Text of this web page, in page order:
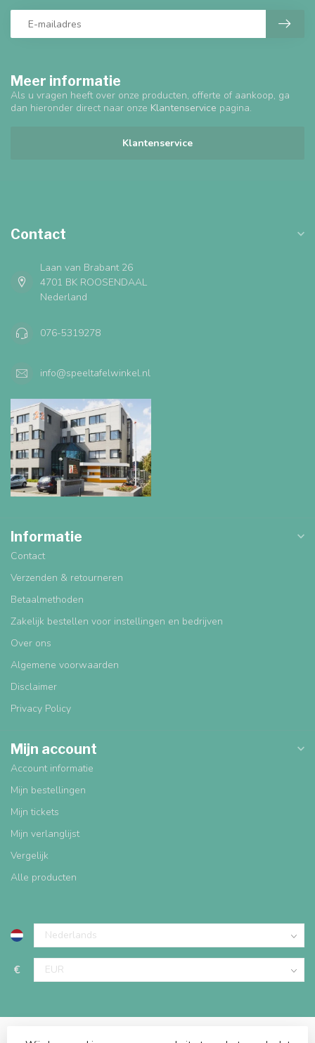
Meer informatie
Als u vragen heeft over onze producten, offerte of aankoop, ga
dan hieronder direct naar onze Klantenservice pagina.
Klantenservice
Contact
Laan van Brabant 26
4701 BK ROOSENDAAL
Nederland
076-5319278
info@speeltafelwinkel.nl
Informatie
Contact
Verzenden & retourneren
Betaalmethoden
Zakelijk bestellen voor instellingen en bedrijven
Over ons
Algemene voorwaarden
Disclaimer
Privacy Policy
Mijn account
Account informatie
Mijn bestellingen
Mijn tickets
Mijn verlanglijst
Vergelijk
Alle producten
€